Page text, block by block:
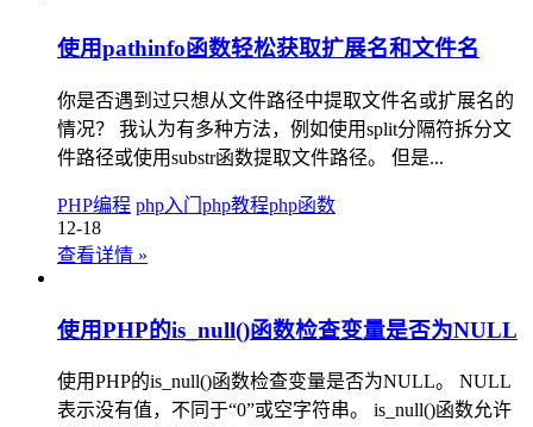
使用pathinfo函数轻松获取扩展名和文件名
你是否遇到过只想从文件路径中提取文件名或扩展名的
情况？ 我认为有多种方法，例如使用split分隔符拆分文
件路径或使用substr函数提取文件路径。 但是...
PHP编程 php入门 php教程php函数
12-18
查看详情 »
使用PHP的is_null()函数检查变量是否为NULL
使用PHP的is_null()函数检查变量是否为NULL。 NULL
表示没有值，不同于“0”或空字符串。 is_null()函数允许